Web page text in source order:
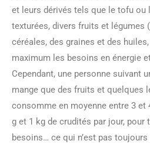
et leurs dérivés tels que le tofu ou
texturées, divers fruits et légumes
céréales, des graines et des
maximum les besoins en énergie
Cependant, une personne suivant
mange que des fruits et quelques
consomme en moyenne entre 3 et
g et 1 kg de crudités par jour, pour
besoins… ce qui n’est pas